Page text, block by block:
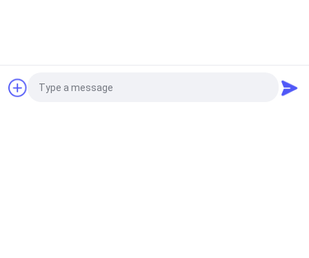
Αίτηση κράτησης